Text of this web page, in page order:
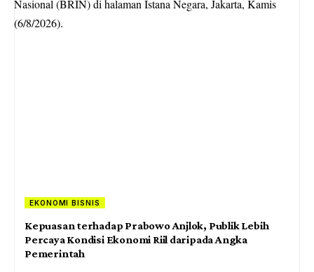
EKONOMI BISNIS
Kepuasan terhadap Prabowo Anjlok, Publik Lebih
Percaya Kondisi Ekonomi Riil daripada Angka
Pemerintah